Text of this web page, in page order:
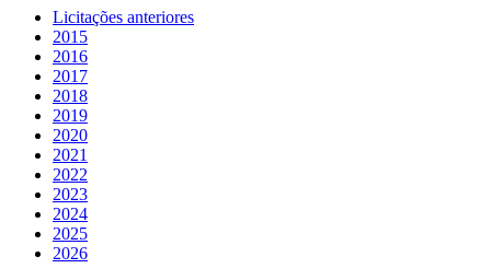
Licitações anteriores
2015
2016
2017
2018
2019
2020
2021
2022
2023
2024
2025
2026